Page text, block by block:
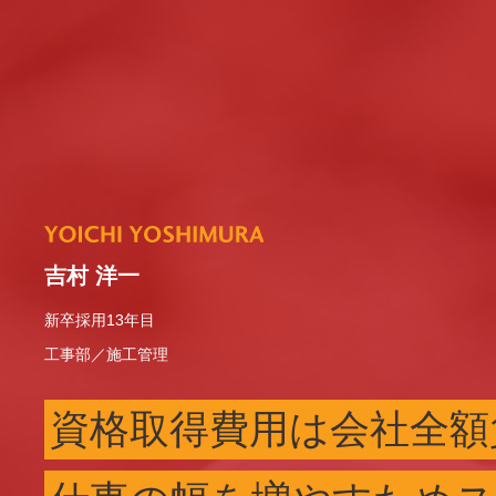
吉村 洋一
新卒採用13年目
工事部／施工管理
資格取得費用は会社全